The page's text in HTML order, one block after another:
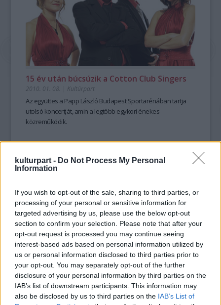
kulturpart - Do Not Process My Personal
Information
If you wish to opt-out of the sale, sharing to third parties, or
processing of your personal or sensitive information for
targeted advertising by us, please use the below opt-out
section to confirm your selection. Please note that after your
opt-out request is processed you may continue seeing
interest-based ads based on personal information utilized by
us or personal information disclosed to third parties prior to
your opt-out. You may separately opt-out of the further
disclosure of your personal information by third parties on the
IAB’s list of downstream participants. This information may
also be disclosed by us to third parties on the IAB’s List of
15 év után búcsúzik a Cotton Club Singers
2010. 01. 08. | Kultúrpart
Az együttes a Papp László Budapest Sportarénában tartja
utolsó koncertját, amin a legtöbb egykori énekes
közreműködik.
Kész, vége, ennyi volt: feloszlott a
sztárcsapat!